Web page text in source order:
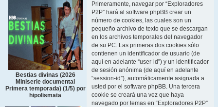
Bestias divinas (2026
Miniserie documental
Primera temporada) (1/5) por
hipolismata
Primeramente, navegar por “Exploradores
P2P” hará al software phpBB crear un
número de cookies, las cuales son un
pequeño archivo de texto que se descargan
en los archivos temporales del navegador
de su PC. Las primeras dos cookies sólo
contienen un identificador de usuario (de
aquí en adelante “user-id”) y un identificador
de sesión anónima (de aquí en adelante
“session-id”), automáticamente asignada a
usted por el software phpBB. Una tercera
cookie se creará una vez que haya
navegado por temas en “Exploradores P2P”